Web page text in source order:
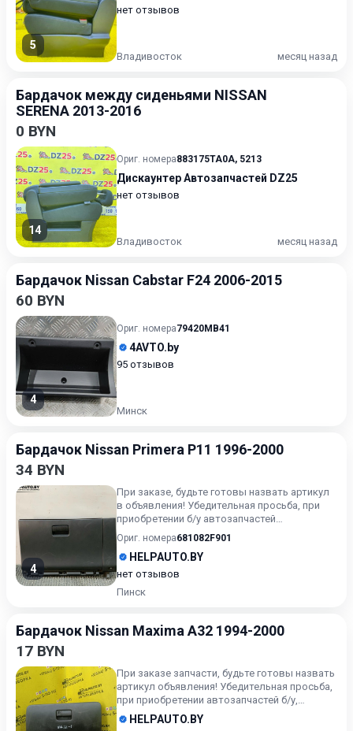
5
нет отзывов
Владивосток месяц назад
Бардачок между сиденьями NISSAN
SERENA 2013-2016
0 BYN
14
Ориг. номера883175TA0A, 5213
Дискаунтер Автозапчастей DZ25
нет отзывов
Владивосток месяц назад
Бардачок Nissan Cabstar F24 2006-2015
60 BYN
4
Ориг. номера79420MB41
4AVTO.by
95 отзывов
Минск
Бардачок Nissan Primera P11 1996-2000
34 BYN
4
При заказе, будьте готовы назвать артикул
в объявления! Убедительная просьба, при
приобретении б/у автозапчастей
внимательно подходите к воп...
Ориг. номера681082F901
HELPAUTO.BY
нет отзывов
Пинск
Бардачок Nissan Maxima A32 1994-2000
17 BYN
При заказе запчасти, будьте готовы назвать
артикул объявления! Убедительная просьба,
при приобретении автозапчастей б/у,
внимательно подходи...
HELPAUTO.BY